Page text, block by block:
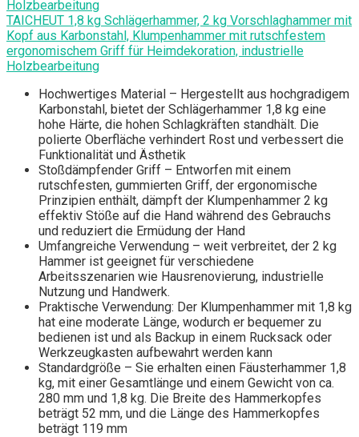
TAICHEUT 1,8 kg Schlägerhammer, 2 kg Vorschlaghammer mit
Kopf aus Karbonstahl, Klumpenhammer mit rutschfestem
ergonomischem Griff für Heimdekoration, industrielle
Holzbearbeitung
Hochwertiges Material – Hergestellt aus hochgradigem
Karbonstahl, bietet der Schlägerhammer 1,8 kg eine
hohe Härte, die hohen Schlagkräften standhält. Die
polierte Oberfläche verhindert Rost und verbessert die
Funktionalität und Ästhetik
Stoßdämpfender Griff – Entworfen mit einem
rutschfesten, gummierten Griff, der ergonomische
Prinzipien enthält, dämpft der Klumpenhammer 2 kg
effektiv Stöße auf die Hand während des Gebrauchs
und reduziert die Ermüdung der Hand
Umfangreiche Verwendung – weit verbreitet, der 2 kg
Hammer ist geeignet für verschiedene
Arbeitsszenarien wie Hausrenovierung, industrielle
Nutzung und Handwerk.
Praktische Verwendung: Der Klumpenhammer mit 1,8 kg
hat eine moderate Länge, wodurch er bequemer zu
bedienen ist und als Backup in einem Rucksack oder
Werkzeugkasten aufbewahrt werden kann
Standardgröße – Sie erhalten einen Fäusterhammer 1,8
kg, mit einer Gesamtlänge und einem Gewicht von ca.
280 mm und 1,8 kg. Die Breite des Hammerkopfes
beträgt 52 mm, und die Länge des Hammerkopfes
beträgt 119 mm